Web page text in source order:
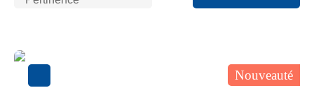
Nouveauté